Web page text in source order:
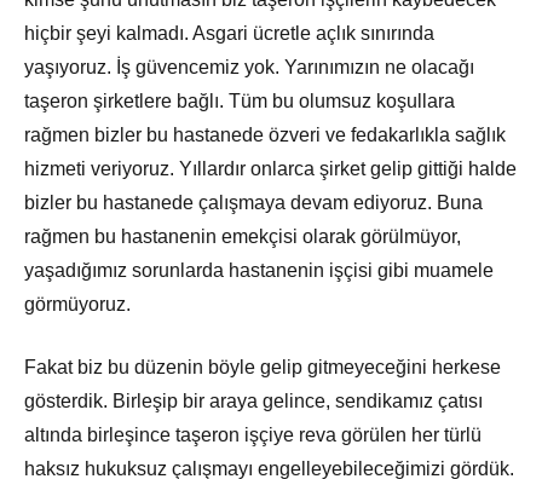
hiçbir şeyi kalmadı. Asgari ücretle açlık sınırında
yaşıyoruz. İş güvencemiz yok. Yarınımızın ne olacağı
taşeron şirketlere bağlı. Tüm bu olumsuz koşullara
rağmen bizler bu hastanede özveri ve fedakarlıkla sağlık
hizmeti veriyoruz. Yıllardır onlarca şirket gelip gittiği halde
bizler bu hastanede çalışmaya devam ediyoruz. Buna
rağmen bu hastanenin emekçisi olarak görülmüyor,
yaşadığımız sorunlarda hastanenin işçisi gibi muamele
görmüyoruz.
Fakat biz bu düzenin böyle gelip gitmeyeceğini herkese
gösterdik. Birleşip bir araya gelince, sendikamız çatısı
altında birleşince taşeron işçiye reva görülen her türlü
haksız hukuksuz çalışmayı engelleyebileceğimizi gördük.